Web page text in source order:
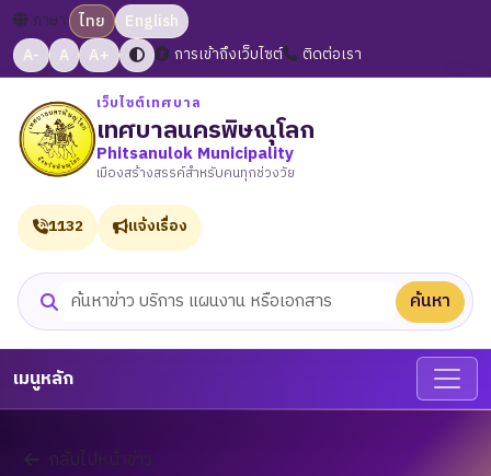
ภาษา: ไทย
English
A-
A A+ การเข้าถึงเว็บไซต์ ติดต่อเรา
เว็บไซต์เทศบาล
เทศบาลนครพิษณุโลก
Phitsanulok Municipality
เมืองสร้างสรรค์สำหรับคนทุกช่วงวัย
ค้นหาเว็บไซต์ ค้นหา
1132 แจ้งเรื่อง
เมนูหลัก
กลับไปหน้าข่าว